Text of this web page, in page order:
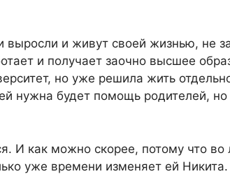
выросли и живут своей жизнью, не
и получает заочно высшее
но уже решила жить
нужна будет помощь родителей,
И как можно скорее, потому что
уже времени изменяет ей